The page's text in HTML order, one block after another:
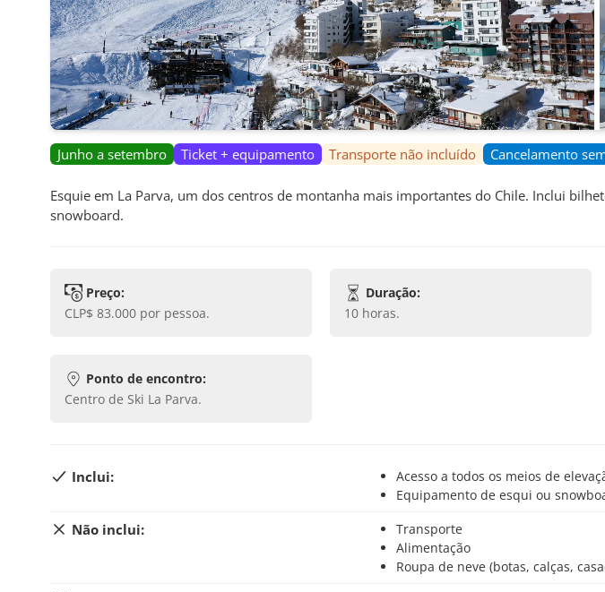
Junho a setembro Ticket + equipamento Transporte não incluído Cancelamento
Esquie em La Parva, um dos centros de montanha mais importantes do Chile. Inclui
snowboard.
Preço:
CLP$ 83.000 por pessoa.
Duração:
10 horas.
Ponto de encontro:
Centro de Ski La Parva.
Inclui:
Acesso a todos os meios de
Equipamento de esqui ou
Não inclui:
Transporte
Alimentação
Roupa de neve (botas, calças,